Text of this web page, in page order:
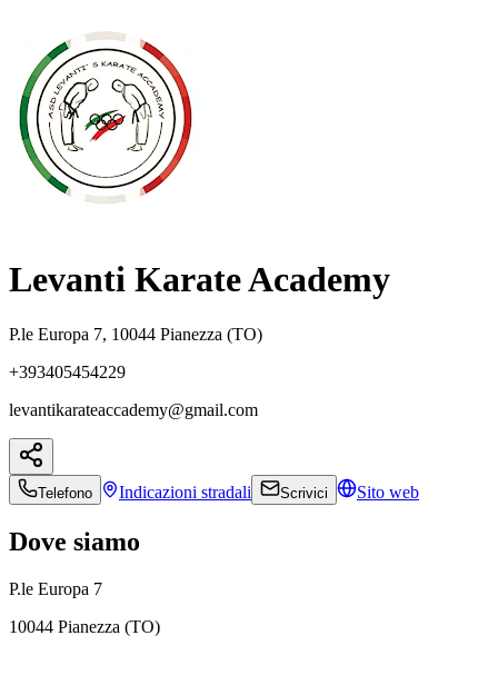
Levanti Karate Academy
P.le Europa 7, 10044 Pianezza (TO)
+393405454229
levantikarateaccademy@gmail.com
Telefono Indicazioni stradali Scrivici Sito web
Dove siamo
P.le Europa 7
10044 Pianezza (TO)